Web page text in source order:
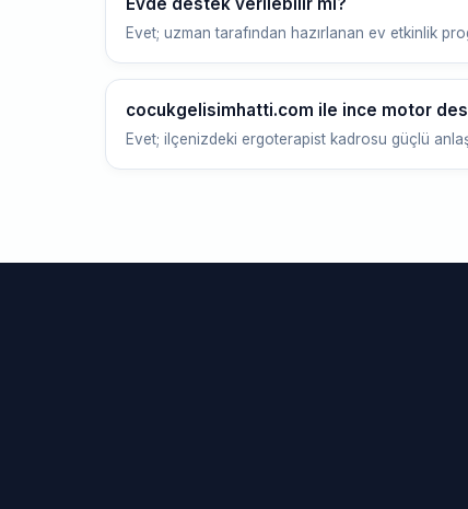
Evet; uzman tarafından hazırlanan ev etkinlik
cocukgelisimhatti.com ile ince motor
Evet; ilçenizdeki ergoterapist kadrosu güçlü